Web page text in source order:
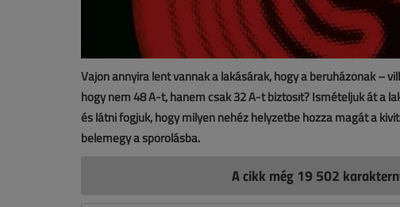
Vajon annyira lent vannak a lakásárak, hogy a beruházónak –
hogy nem 48 A-t, hanem csak 32 A-t biztosít? Ismételjük át a
és látni fogjuk, hogy milyen nehéz helyzetbe hozza magát a
belemegy a spórolásba.
A cikk még 19 502